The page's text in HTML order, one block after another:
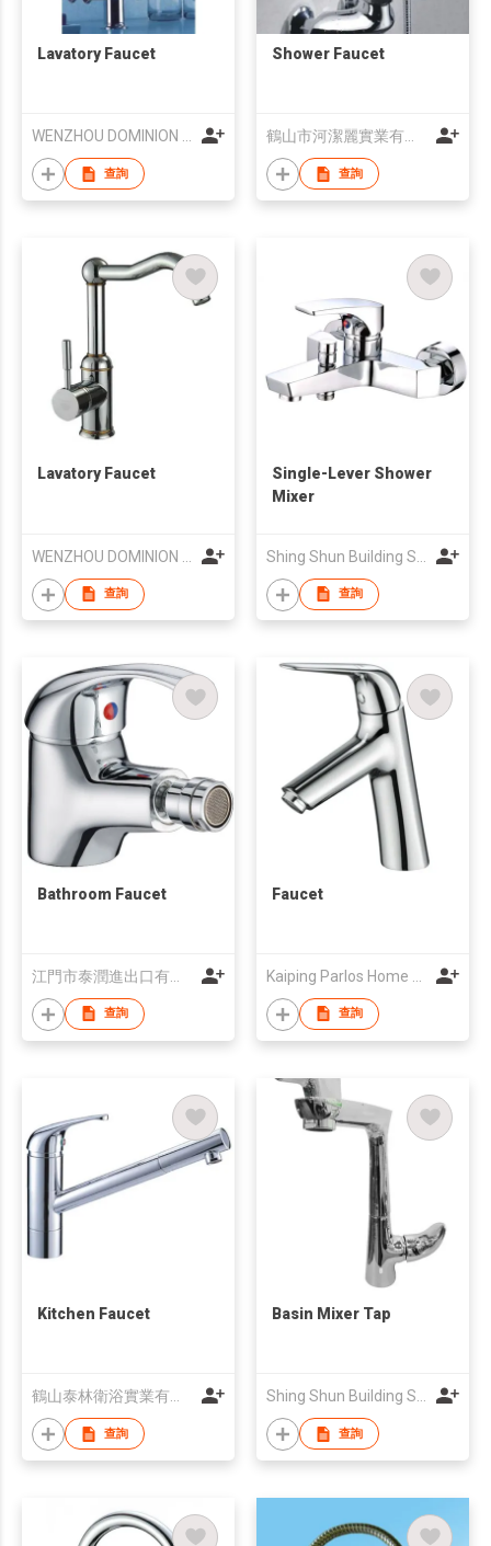
Lavatory Faucet
WENZHOU DOMINION SANITARY WARE CO., LTD.
查詢
Shower Faucet
鶴山市河潔麗實業有限公司
查詢
Lavatory Faucet
查詢
Single-Lever Shower
Mixer
查詢
Bathroom Faucet
查詢
Faucet
查詢
Kitchen Faucet
查詢
Basin Mixer Tap
查詢